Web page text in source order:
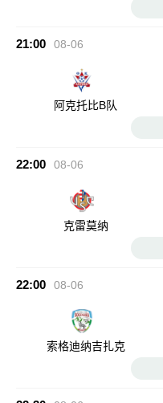
21:00 08-06
阿克托比B队
22:00 08-06
克雷莫纳
22:00 08-06
索格迪纳吉扎克